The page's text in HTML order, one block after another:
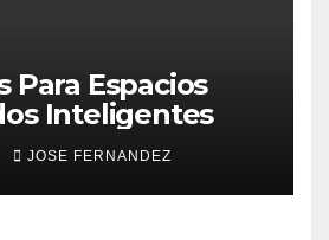
Para Espacios
Inteligentes
JOSE FERNANDEZ